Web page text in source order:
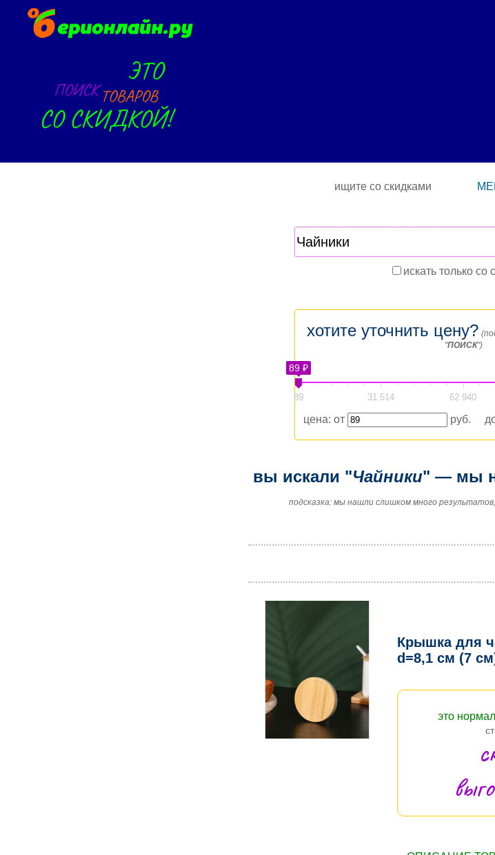
ищите со скидками
искать только со
хотите уточнить цену?
"ПОИСК")
89 ₽
89 31 514 62 940
цена: от руб.
вы искали "Чайники" — мы
подсказка: мы нашли слишком много
Крышка для
d=8,1 см (7
это